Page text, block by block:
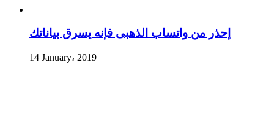
إحذر من واتساب الذهبى فإنه يسرق بياناتك
14 January، 2019